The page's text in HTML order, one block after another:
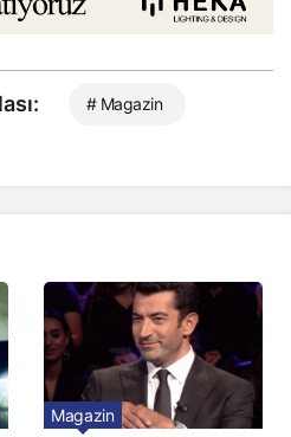
# Magazin
Magazin